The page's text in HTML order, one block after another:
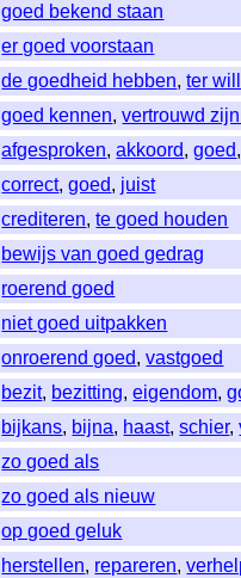
goed bekend staan
er goed voorstaan
de goedheid hebben,ter
goed kennen,vertrouwd
afgesproken,akkoord,goed
correct,goed, juist
crediteren,te goed houden
bewijs van goed gedrag
roerend goed
niet goed uitpakken
onroerend goed,vastgoed
bezit, bezitting,eigendom,
bijkans, bijna, haast,schier,
zo goed als
zo goed als nieuw
op goed geluk
herstellen, repareren,